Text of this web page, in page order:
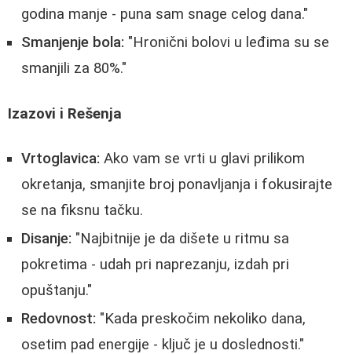
godina manje - puna sam snage celog dana."
Smanjenje bola: "Hronični bolovi u leđima su se
smanjili za 80%."
Izazovi i Rešenja
Vrtoglavica: Ako vam se vrti u glavi prilikom
okretanja, smanjite broj ponavljanja i fokusirajte
se na fiksnu tačku.
Disanje: "Najbitnije je da dišete u ritmu sa
pokretima - udah pri naprezanju, izdah pri
opuštanju."
Redovnost: "Kada preskočim nekoliko dana,
osetim pad energije - ključ je u doslednosti."